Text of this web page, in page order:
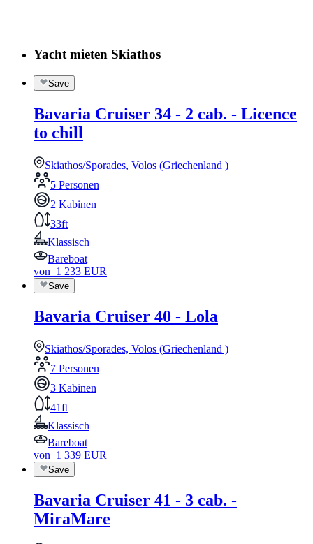
Yacht mieten Skiathos
Save
Bavaria Cruiser 34 - 2 cab. - Licence
to chill
Skiathos/Sporades, Volos (Griechenland )
5 Personen
2 Kabinen
33ft
Klassisch
Bareboat
von 1 233 EUR
Save
Bavaria Cruiser 40 - Lola
Skiathos/Sporades, Volos (Griechenland )
7 Personen
3 Kabinen
41ft
Klassisch
Bareboat
von 1 339 EUR
Save
Bavaria Cruiser 41 - 3 cab. -
MiraMare